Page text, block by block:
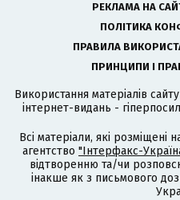
РЕКЛАМА НА
ПОЛІТИКА
ПРАВИЛА
ПРИНЦИПИ І
Використання матеріалів
інтернет-видань -
Всі матеріали, які розміщені
агентство "Інтерфакс-
відтворенню та/чи
інакше як з письмового